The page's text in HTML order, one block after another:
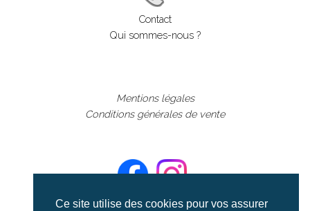
Ce site utilise des cookies pour vos assurer
Contact
Qui sommes-nous ?
Mentions légales
Conditions générales de vente